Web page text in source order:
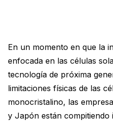
En un momento en que la
enfocada en las células
tecnología de próxima
limitaciones físicas de las
monocristalino, las
y Japón están